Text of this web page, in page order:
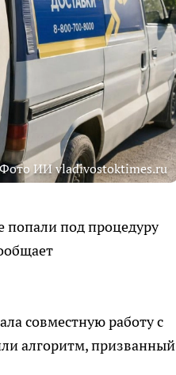
Фото ИИ vladivostoktimes.ru
попали под процедуру
совместную работу с
алгоритм, призванный